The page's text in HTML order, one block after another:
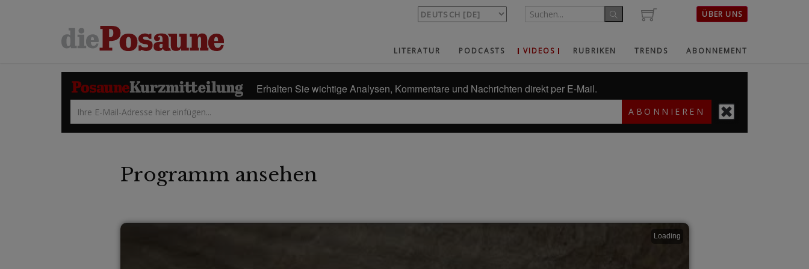
ÜBER UNS
LITERATUR PODCASTS VIDEOS RUBRIKEN TRENDS ABONNEMENT
Erhalten Sie wichtige Analysen, Kommentare und Nachrichten direkt per E-Mail.
ABONNIEREN
Programm ansehen
Loading